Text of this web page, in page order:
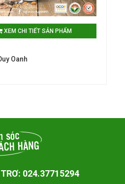
XEM CHI TIẾT SẢN PHẨM
Oanh
024.37715294